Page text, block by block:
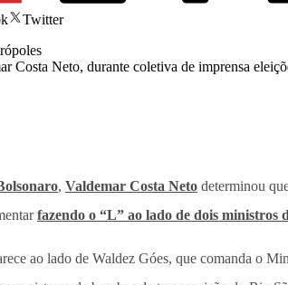
Twitter
, Valdemar Costa Neto determinou
fazendo o “L” ao lado de dois ministros
ao lado de Waldez Góes, que comanda o